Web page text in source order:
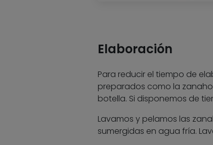
Elaboración
Para reducir el tiempo de
preparados como la
botella. Si disponemos de
Lavamos y pelamos las
sumergidas en agua fría.